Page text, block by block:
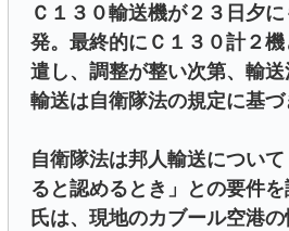
Ｃ１３０輸送機が２３日夕
発。最終的にＣ１３０計２
遣し、調整が整い次第、輸送
輸送は自衛隊法の規定に基づ
自衛隊法は邦人輸送につい
ると認めるとき」との要件
氏は、現地のカブール空港